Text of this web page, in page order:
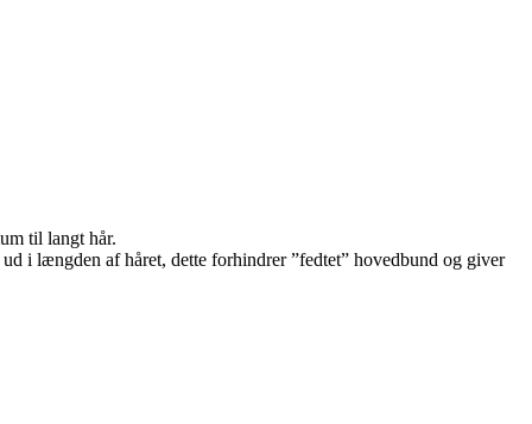
til langt hår.
i længden af håret, dette forhindrer ”fedtet” hovedbund og giver